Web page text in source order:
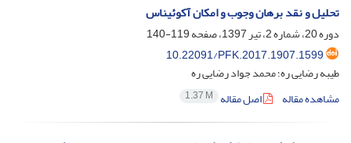
تحلیل و نقد برهان وجوب و امکان آکوئیناس
دوره 20، شماره 2، تیر 1397، صفحه
119-140
10.22091/PFK.2017.1907.1599
طیبه رضایی ره؛ محمد جواد رضایی ره
مشاهده مقاله
اصل مقاله 1.37 M